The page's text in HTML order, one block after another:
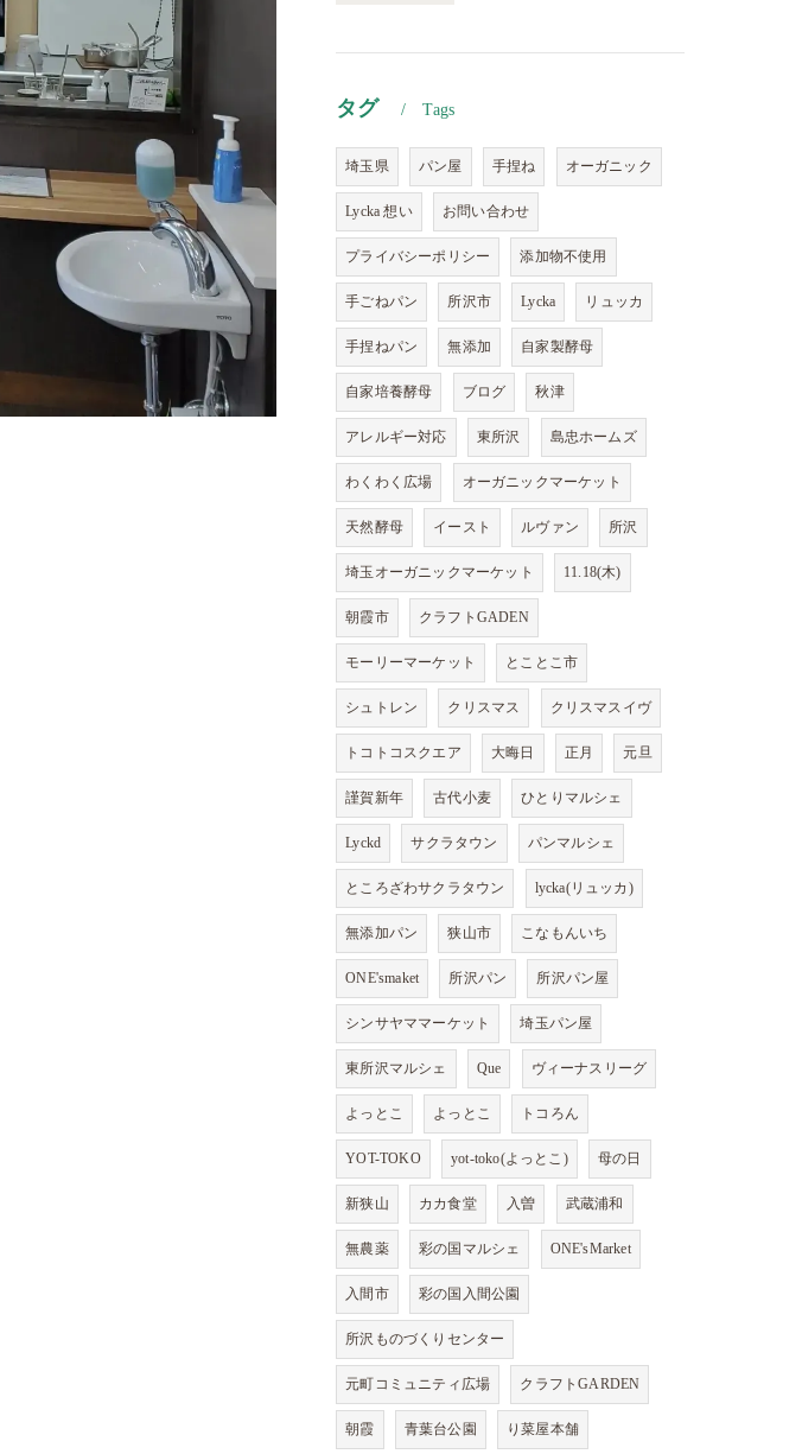
タグ Tags
埼玉県 パン屋 手捏ね オーガニック
Lycka 想い お問い合わせ
プライバシーポリシー 添加物不使用
手ごねパン 所沢市 Lycka リュッカ
手捏ねパン 無添加 自家製酵母
自家培養酵母 ブログ 秋津
アレルギー対応 東所沢 島忠ホームズ
わくわく広場 オーガニックマーケット
天然酵母 イースト ルヴァン 所沢
埼玉オーガニックマーケット 11.18(木)
朝霞市 クラフトGADEN
モーリーマーケット とことこ市
シュトレン クリスマス クリスマスイヴ
トコトコスクエア 大晦日 正月 元旦
謹賀新年 古代小麦 ひとりマルシェ
Lyckd サクラタウン パンマルシェ
ところざわサクラタウン lycka(リュッカ)
無添加パン 狭山市 こなもんいち
ONE'smaket 所沢パン 所沢パン屋
シンサヤママーケット 埼玉パン屋
東所沢マルシェ Que ヴィーナスリーグ
よっとこ よっとこ トコろん
YOT-TOKO yot-toko(よっとこ) 母の日
新狭山 カカ食堂 入曽 武蔵浦和
無農薬 彩の国マルシェ ONE'sMarket
入間市 彩の国入間公園
所沢ものづくりセンター
元町コミュニティ広場 クラフトGARDEN
朝霞 青葉台公園 り菜屋本舗